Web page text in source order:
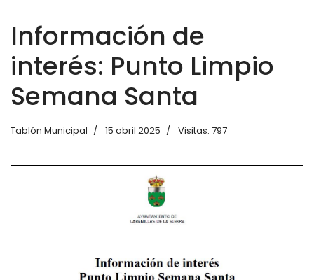
Información de
interés: Punto Limpio
Semana Santa
Tablón Municipal 15 abril 2025 Visitas: 797